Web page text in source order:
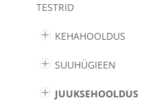
TESTRID
KEHAHOOLDUS
SUUHÜGIEEN
JUUKSEHOOLDUS